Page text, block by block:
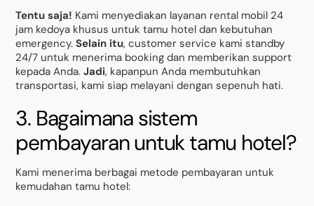
Tentu saja! Kami menyediakan layanan rental mobil 24
jam kedoya khusus untuk tamu hotel dan kebutuhan
emergency.Selain itu, customer service kami standby
24/7 untuk menerima booking dan memberikan support
kepada Anda.Jadi, kapanpun Anda membutuhkan
transportasi, kami siap melayani dengan sepenuh hati.
3. Bagaimana sistem
pembayaran untuk tamu hotel?
Kami menerima berbagai metode pembayaran untuk
kemudahan tamu hotel: